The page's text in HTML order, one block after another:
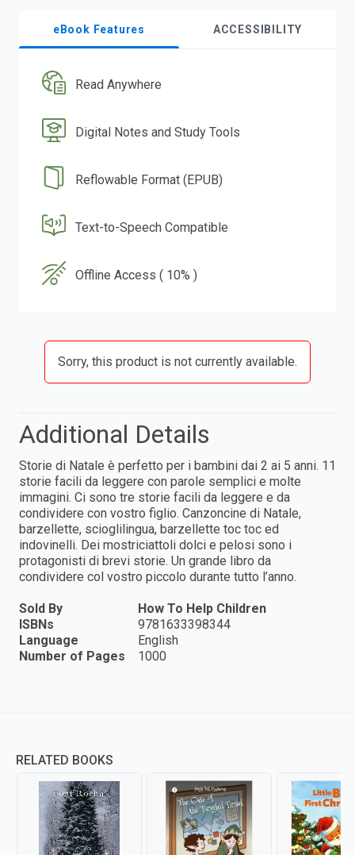
eBook Features ACCESSIBILITY
Read Anywhere
Digital Notes and Study Tools
Reflowable Format (EPUB)
Text-to-Speech Compatible
Offline Access ( 10% )
Sorry, this product is not currently available.
Additional Details
Storie di Natale è perfetto per i bambini dai 2 ai 5 anni. 11
storie facili da leggere con parole semplici e molte
immagini. Ci sono tre storie facili da leggere e da
condividere con vostro figlio. Canzoncine di Natale,
barzellette, scioglilingua, barzellette toc toc ed
indovinelli. Dei mostriciattoli dolci e pelosi sono i
protagonisti di brevi storie. Un grande libro da
condividere col vostro piccolo durante tutto l’anno.
Sold By
How To Help Children
ISBNs
9781633398344
Language
English
Number of Pages
1000
RELATED BOOKS